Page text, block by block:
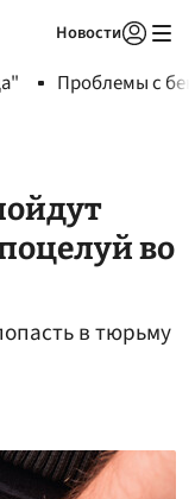
Новости
Проблемы с
во
в тюрьму